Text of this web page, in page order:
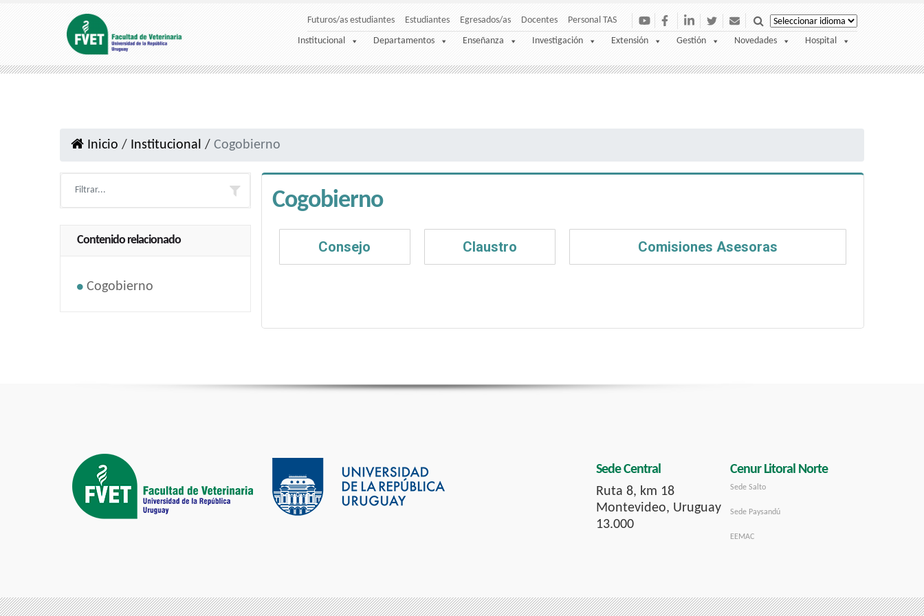
Futuros/as estudiantes Estudiantes Egresados/as Docentes Personal TAS
Institucional Departamentos Enseñanza Investigación Extensión Gestión Novedades Hospital
Inicio / Institucional / Cogobierno
Contenido relacionado
Cogobierno
Cogobierno
Consejo Claustro Comisiones Asesoras
Sede Central
Ruta 8, km 18
Montevideo, Uruguay
13.000
Cenur Litoral Norte
Sede Salto
Sede Paysandú
EEMAC